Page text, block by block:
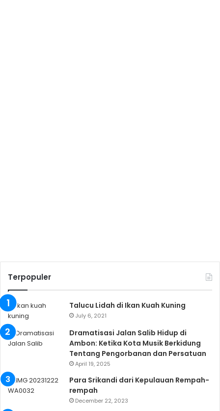
Terpopuler
Talucu Lidah di Ikan Kuah Kuning
July 6, 2021
Dramatisasi Jalan Salib Hidup di
Ambon: Ketika Kota Musik Berkidung
Tentang Pengorbanan dan Persatuan
April 19, 2025
Para Srikandi dari Kepulauan Rempah-
rempah
December 22, 2023